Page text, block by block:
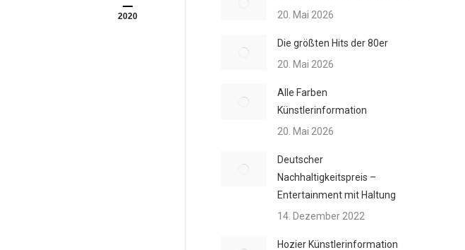
2020
20. Mai 2026
Die größten Hits der 80er
20. Mai 2026
Alle Farben
Künstlerinformation
20. Mai 2026
Deutscher
Nachhaltigkeitspreis –
Entertainment mit Haltung
14. Dezember 2022
Hozier Künstlerinformation